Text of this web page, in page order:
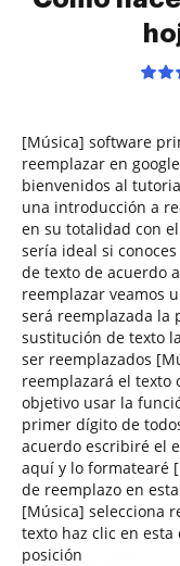
[Música] software
reemplazar en
bienvenidos al
una introducción a
en su totalidad con
sería ideal si
de texto de acuerdo
reemplazar veamos
será reemplazada la
sustitución de texto
ser reemplazados
reemplazará el texto
objetivo usar la
primer dígito de
acuerdo escribiré el
aquí y lo formatearé
de reemplazo en
[Música] selecciona
texto haz clic en
posición